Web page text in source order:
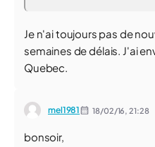
Je n'ai toujours pas de
semaines de délais. J'ai
Quebec.
mel1981 18/02/16,21:28
bonsoir,